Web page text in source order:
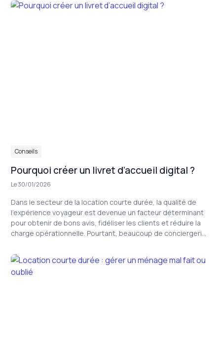
Dans
Conseils
Pourquoi créer un livret d’accueil digital ?
Le 30/01/2026
Dans le secteur de la location courte durée, la qualité de
l’expérience voyageur est devenue un facteur déterminant
pour obtenir de bons avis, fidéliser les clients et réduire la
charge opérationnelle. Pourtant, beaucoup de conciergeries
encore sur des documents éparpillés, des messages
copiés-collés ou des livrets papier rarement à jour. Créer un
livret d’accueil digital pour locations saisonnières